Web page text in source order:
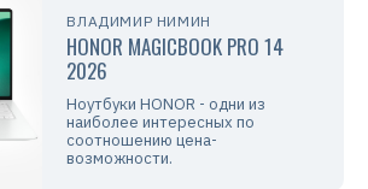
ВЛАДИМИР НИМИН
HONOR MAGICBOOK PRO 14
2026
Ноутбуки HONOR - одни из
наиболее интересных по
соотношению цена-
возможности.